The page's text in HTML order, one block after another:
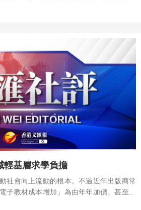
共享乃不可逆轉的大趨勢。中國電動汽
市場以及強大的自主創新能力，推動科技
奠定了中國在全球創新格局中的領先地
教材綑綁銷售 減輕基層求學負擔
社會向上流動的根本。不過近年出版商常
子教材成本增加」為由年年加價。甚至有
繁改版，藉此打壓二手書市場，濫收書簿